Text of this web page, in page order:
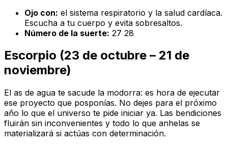
Ojo con: el sistema respiratorio y la salud cardíaca.
Escucha a tu cuerpo y evita sobresaltos.
Número de la suerte: 27 28
Escorpio (23 de octubre – 21 de
noviembre)
El as de agua te sacude la modorra: es hora de ejecutar
ese proyecto que posponías. No dejes para el próximo
año lo que el universo te pide iniciar ya. Las bendiciones
fluirán sin inconvenientes y todo lo que anhelas se
materializará si actúas con determinación.